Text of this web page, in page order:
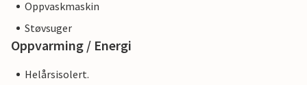
Oppvaskmaskin
Støvsuger
Oppvarming / Energi
Helårsisolert.